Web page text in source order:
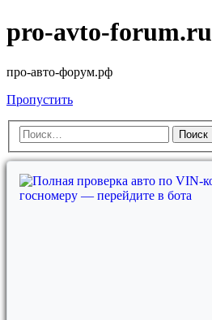
pro-avto-forum.ru
про-авто-форум.рф
Пропустить
Поиск